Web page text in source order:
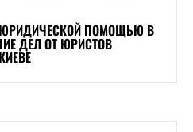
ЮРИДИЧЕСКОЙ ПОМОЩЬЮ В
ДЕЛ ОТ ЮРИСТОВ